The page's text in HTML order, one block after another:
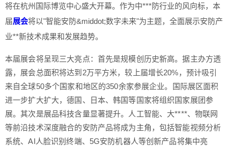
将在杭州国际博览中心盛大开幕。作为中***防行业的风向标，本
届展会将以"智能安防&middot;数字未来"为主题，全面展示安防产
业**新技术成果和发展趋势。
本届展会将呈现三大亮点：首先是规模创历史新高。据主办方透
露，展会总面积将达到2万平方米，较上届增长20%，预计吸引
来自全球50多个国家和地区的350余家参展企业。国际展区面积
进一步扩大扩大，德国、日本、韩国等国家将组织国家展团参
展。其次是展品科技含量显著提升。人工智能、大****、物联网
等前沿技术深度融合的安防产品将成为主角，包括智能视频分析
系统、AI人脸识别终端、5G安防机器人等创新产品将集中亮